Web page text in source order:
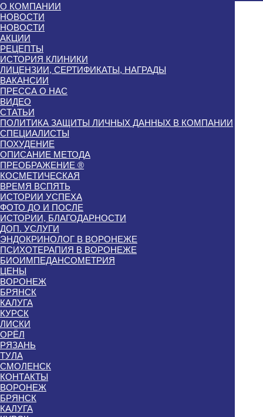
О КОМПАНИИ
НОВОСТИ
НОВОСТИ
АКЦИИ
РЕЦЕПТЫ
ИСТОРИЯ КЛИНИКИ
ЛИЦЕНЗИИ, СЕРТИФИКАТЫ, НАГРАДЫ
ВАКАНСИИ
ПРЕССА О НАС
ВИДЕО
СТАТЬИ
ПОЛИТИКА ЗАЩИТЫ ЛИЧНЫХ ДАННЫХ В КОМПАНИИ
СПЕЦИАЛИСТЫ
ПОХУДЕНИЕ
ОПИСАНИЕ МЕТОДА
ПРЕОБРАЖЕНИЕ ®
КОСМЕТИЧЕСКАЯ
ВРЕМЯ ВСПЯТЬ
ИСТОРИИ УСПЕХА
ФОТО ДО И ПОСЛЕ
ИСТОРИИ, БЛАГОДАРНОСТИ
ДОП. УСЛУГИ
ЭНДОКРИНОЛОГ В ВОРОНЕЖЕ
ПСИХОТЕРАПИЯ В ВОРОНЕЖЕ
БИОИМПЕДАНСОМЕТРИЯ
ЦЕНЫ
ВОРОНЕЖ
БРЯНСК
КАЛУГА
КУРСК
ЛИСКИ
ОРЁЛ
РЯЗАНЬ
ТУЛА
СМОЛЕНСК
КОНТАКТЫ
ВОРОНЕЖ
БРЯНСК
КАЛУГА